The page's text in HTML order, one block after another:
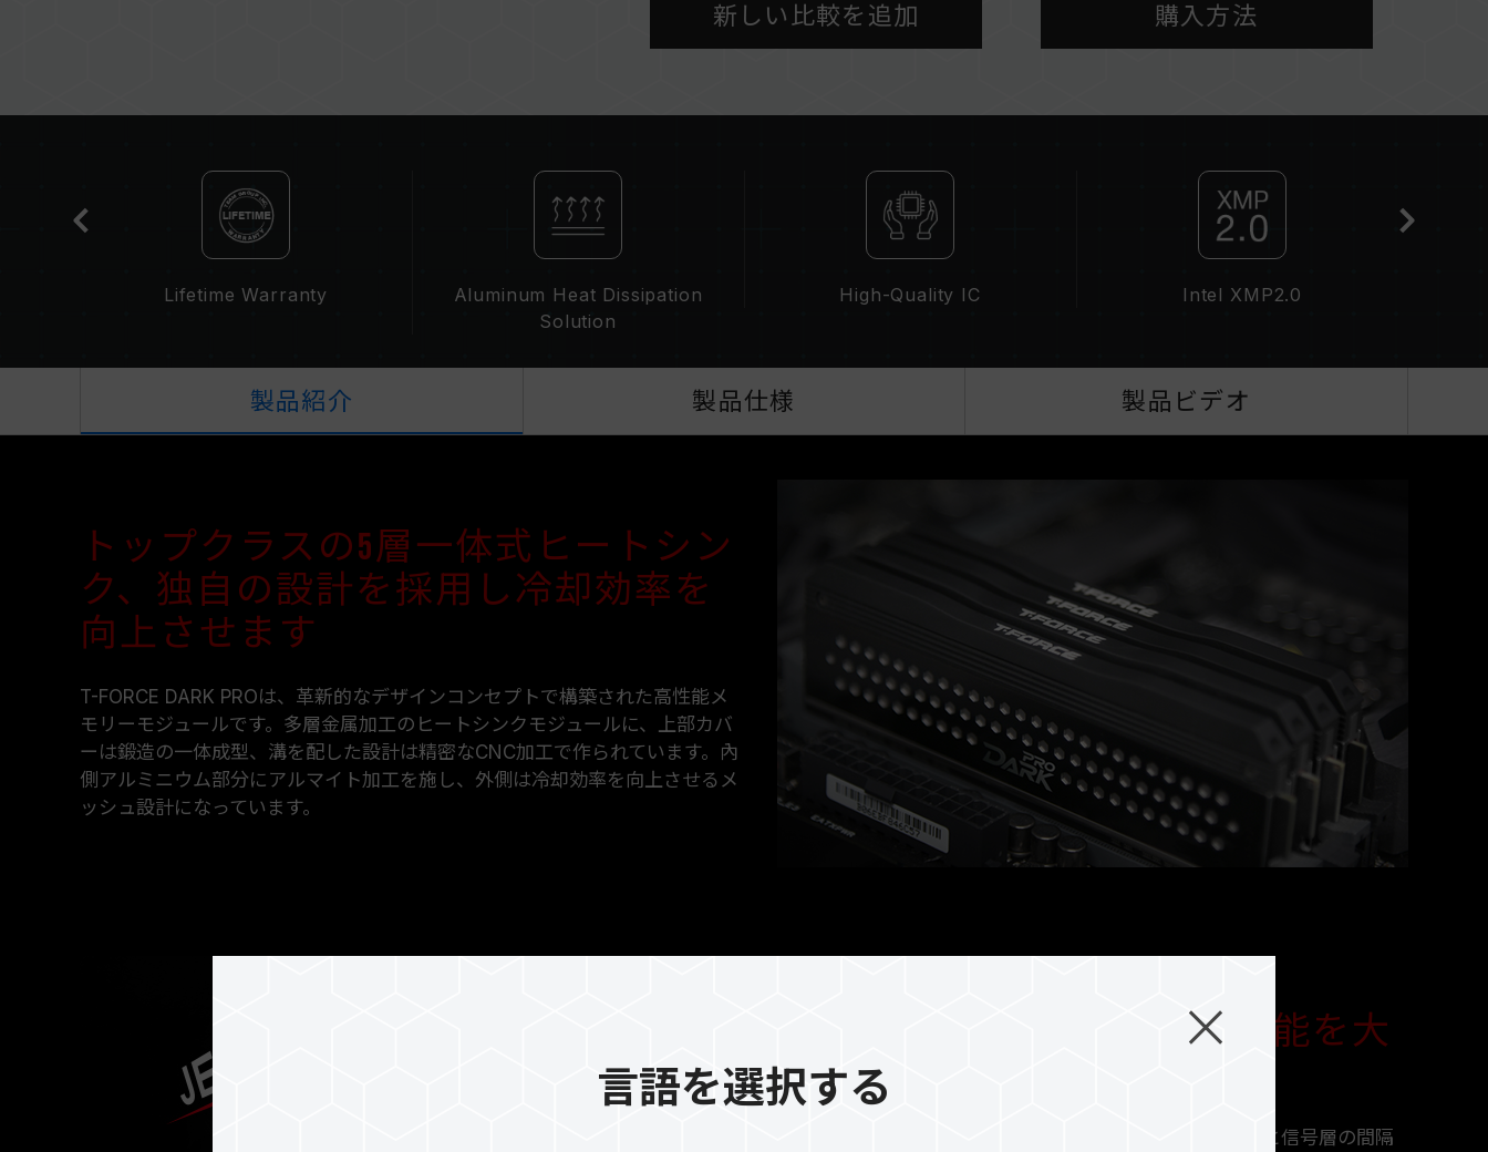
ーボードのBIOSバージョンは、メモリの動作周波数に影響を与える可能性があります。
XMP 2.0は手動で有効にする必要があり、一部のマザーボードでは、指定された周波数
オーバークロック（XMP 2.0を有効化）はJEDEC標準に準拠しておらず、システムの安
定性に影響を及ぼす可能性があります。オーバークロックによる不安定性が発生した場合
は、BIOSの設定をデフォルトに戻してください。
メモリモジュールに表示されている周波数は「最大対応周波数」であり、システムによっ
ご使用のマザーボードおよびプロセッサが、対応するオーバークロック技術（XMP
TEAMGROUPのメモリモジュールは標準電圧範囲内でテストされています。マザーボー
ドやプロセッサの故障が発生した場合は、それぞれの製造元のアフターサービスにお問い
合わせください。
新しい比較を追加 購入方法
Lifetime Warranty
Aluminum Heat Dissipation
Solution
High-Quality IC Intel XMP2.0
製品紹介 製品仕様 製品ビデオ
トップクラスの5層一体式ヒートシン
ク、独自の設計を採用し冷却効率を
向上させます
T-FORCE DARK PROは、革新的なデザインコンセプトで構築された高性能メ
モリーモジュールです。多層金属加工のヒートシンクモジュールに、上部カバ
ーは鍛造の一体成型、溝を配した設計は精密なCNC加工で作られています。內
側アルミニウム部分にアルマイト加工を施し、外側は冷却効率を向上させるメ
ッシュ設計になっています。
JEDEC RC 2.0基板を採用、転送性能を大
幅に向上
カスタマイズされた最新のJEDEC RC 2.0基板を搭載、送電層と信号層の間隔
言語を選択する